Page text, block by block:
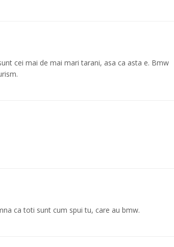
cei mai de mai mari tarani, asa ca asta e. Bmw
ca toti sunt cum spui tu, care au bmw.